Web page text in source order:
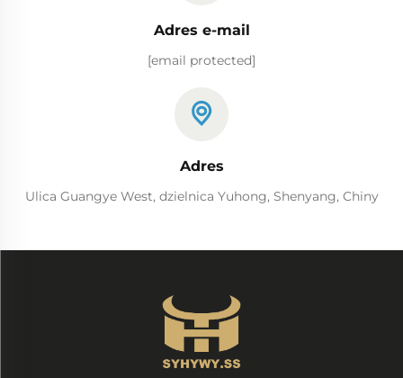
Adres e-mail
[email protected]
Adres
Ulica Guangye West, dzielnica Yuhong, Shenyang, Chiny